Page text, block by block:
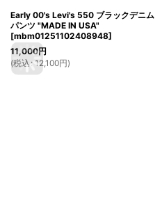
Early 00's Levi's 550 ブラックデニム
パンツ "MADE IN USA"
[mbm01251102408948]
11,000円
(税込: 12,100円)